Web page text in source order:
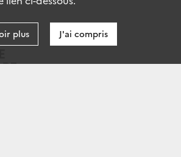
plus J'ai compris